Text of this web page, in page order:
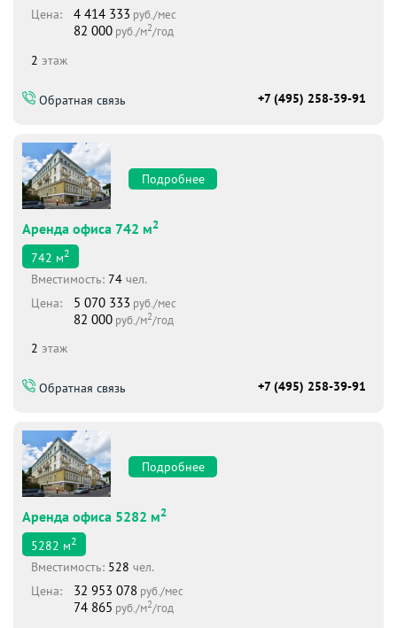
Цена:
4 414 333 руб./мес
82 000 руб./м2/год
2 этаж
Обратная связь +7 (495) 258-39-91
Подробнее
Аренда офиса 742 м2
742 м2
Вместимоcть: 74 чел.
Цена:
5 070 333 руб./мес
82 000 руб./м2/год
2 этаж
Обратная связь +7 (495) 258-39-91
Подробнее
Аренда офиса 5282 м2
5282 м2
Вместимоcть: 528 чел.
Цена:
32 953 078 руб./мес
74 865 руб./м2/год